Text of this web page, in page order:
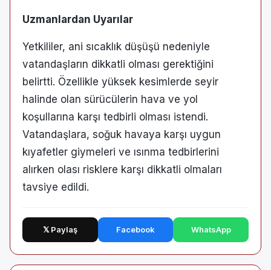
Uzmanlardan Uyarılar
Yetkililer, ani sıcaklık düşüşü nedeniyle
vatandaşların dikkatli olması gerektiğini
belirtti. Özellikle yüksek kesimlerde seyir
halinde olan sürücülerin hava ve yol
koşullarına karşı tedbirli olması istendi.
Vatandaşlara, soğuk havaya karşı uygun
kıyafetler giymeleri ve ısınma tedbirlerini
alırken olası risklere karşı dikkatli olmaları
tavsiye edildi.
𝕏 Paylaş Facebook WhatsApp